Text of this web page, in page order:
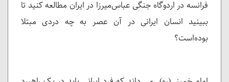
فرانسه در اردوگاه جنگی عباس‌میرزا در ایران مطالعه کنید تا
ببینید انسان ایرانی در آن عصر به چه دردی مبتلا
بوده‌است؟